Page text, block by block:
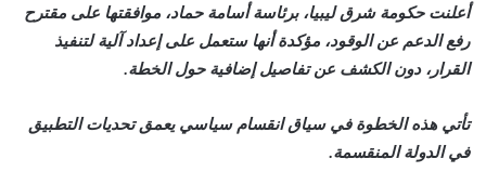
أعلنت حكومة شرق ليبيا، برئاسة أسامة حماد، موافقتها على مقترح
رفع الدعم عن الوقود، مؤكدة أنها ستعمل على إعداد آلية لتنفيذ
القرار، دون الكشف عن تفاصيل إضافية حول الخطة.
تأتي هذه الخطوة في سياق انقسام سياسي يعمق تحديات التطبيق
في الدولة المنقسمة.